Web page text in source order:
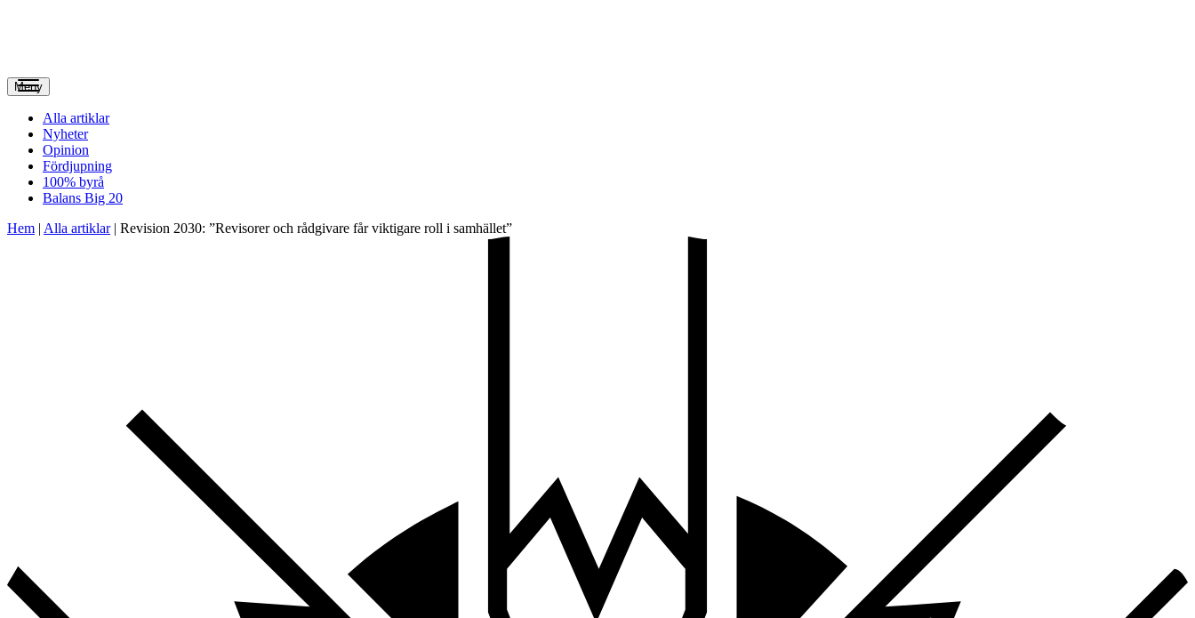
Meny
Alla artiklar
Nyheter
Opinion
Fördjupning
100% byrå
Balans Big 20
Hem | Alla artiklar| Revision 2030: ”Revisorer och rådgivare får viktigare roll i samhället”